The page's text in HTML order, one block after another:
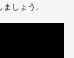
しょう。